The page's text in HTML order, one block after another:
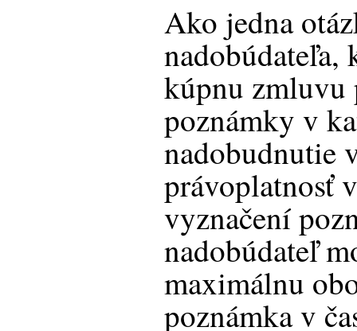
Ako jedna
kúpnu zmluvu
poznámky v
nadobudnutie
právoplatnosť
vyznačení
nadobúdateľ
maximálnu
poznámka v